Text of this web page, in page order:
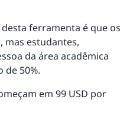
ferramenta é que os
mas estudantes,
da área acadêmica
50%.
em 99 USD por